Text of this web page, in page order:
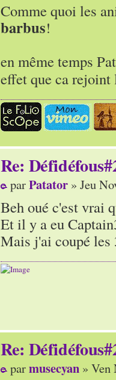
Comme quoi les
barbus!
en même temps
effet que ca
Re:
parPatator » Jeu
Beh oué c'est vrai
Et il y a eu
Mais j'ai coupé
Re:
parmusecyan » Ven